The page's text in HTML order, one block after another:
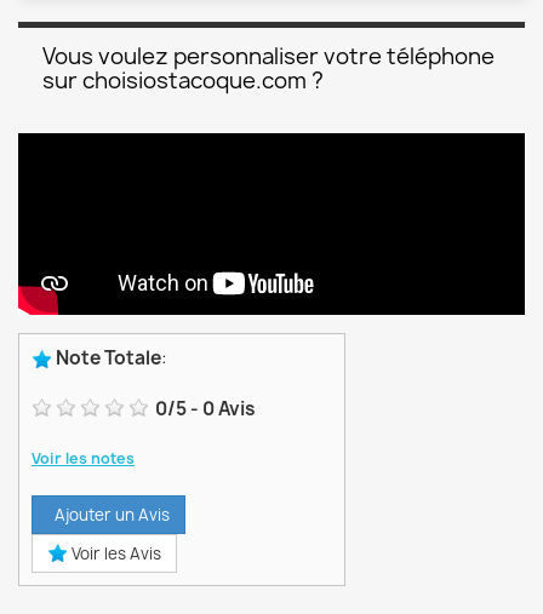
Vous voulez personnaliser votre téléphone
sur choisiostacoque.com ?
Note Totale:
0/5- 0Avis
Voir les notes
Ajouter un Avis
Voir les Avis